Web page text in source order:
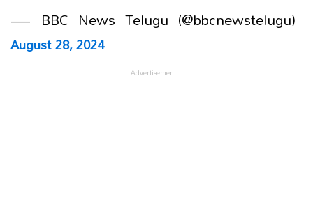
— BBC News Telugu (@bbcnewstelugu)
August 28, 2024